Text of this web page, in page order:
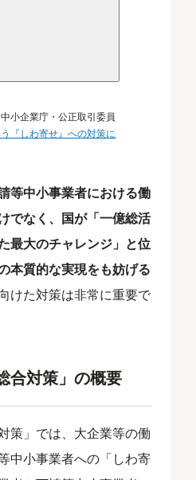
小企業庁・公正取引委員
『しわ寄せ』への対策に
等中小事業者における働
でなく、国が「一億総活
最大のチャレンジ」と位
本質的な実現をも妨げる
けた対策は非常に重要で
合対策」の概要
策」では、大企業等の働
中小事業者への「しわ寄